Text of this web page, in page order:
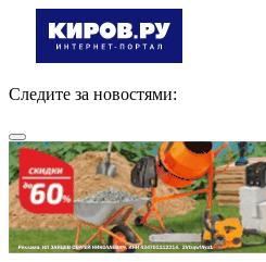
Следите за новостями: